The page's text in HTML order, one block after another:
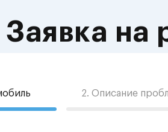
Заявка на
2. Описание